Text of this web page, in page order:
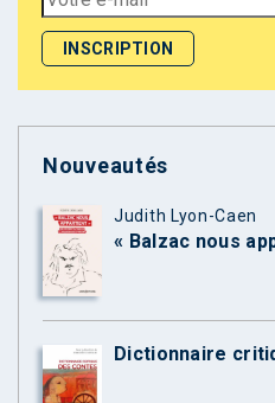
Nouveautés
Judith Lyon-Caen
« Balzac nous
Dictionnaire